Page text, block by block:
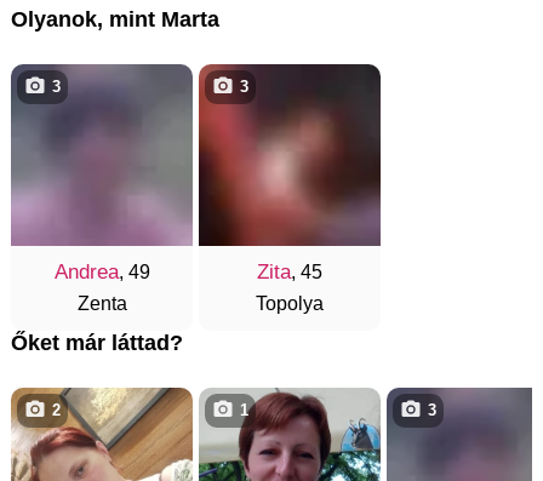
Olyanok, mint Marta
Andrea, 49
Zenta
3
Zita, 45
Topolya
3
Őket már láttad?
2 1 3